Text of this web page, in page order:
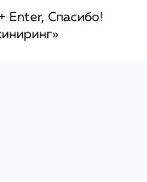
Enter, Спасибо!